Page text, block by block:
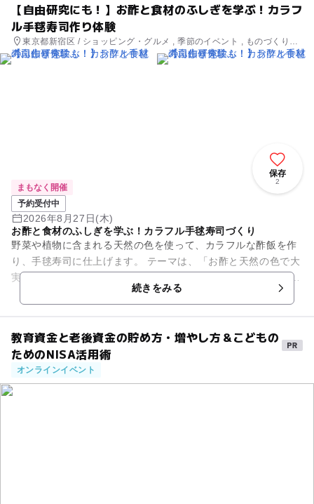
【自由研究にも！】お酢と食材のふしぎを学ぶ！カラフ
ル手毬寿司作り体験
東京都新宿区 / ショッピング・グルメ , 季節のイベント , ものづくり・
学び体験
保存
2
まもなく開催
予約受付中
2026年8月27日(木)
お酢と食材のふしぎを学ぶ！カラフル手毬寿司づくり
野菜や植物に含まれる天然の色を使って、カラフルな酢飯を作
り、手毬寿司に仕上げます。 テーマは、「お酢と天然の色で大
実験！食材に隠された科学のヒミツ」。 紅芯大根、大葉、抹
続きをみる
教育資金と老後資金の貯め方・増やし方＆こどもの
ためのNISA活用術
オンラインイベント